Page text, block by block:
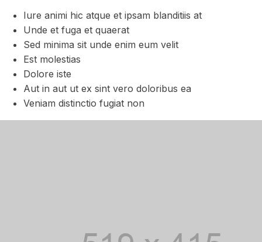
Iure animi hic atque et ipsam blanditiis at
Unde et fuga et quaerat
Sed minima sit unde enim eum velit
Est molestias
Dolore iste
Aut in aut ut ex sint vero doloribus ea
Veniam distinctio fugiat non